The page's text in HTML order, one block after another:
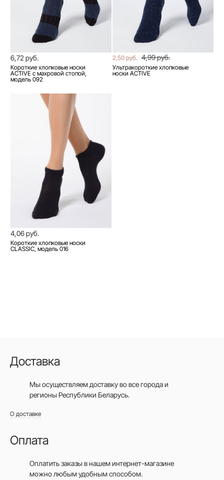
6,72 руб.
Короткие хлопковые носки
ACTIVE с махровой стопой,
модель 092
2,50 руб. 4,99 руб.
Ультракороткие хлопковые
носки ACTIVE
4,06 руб.
Короткие хлопковые носки
CLASSIC, модель 016
Доставка
Мы осуществляем доставку во все городаи
регионы Республики Беларусь.
О доставке
Оплата
Оплатить заказы в нашем интернет-магазине
можно любым удобным способом.